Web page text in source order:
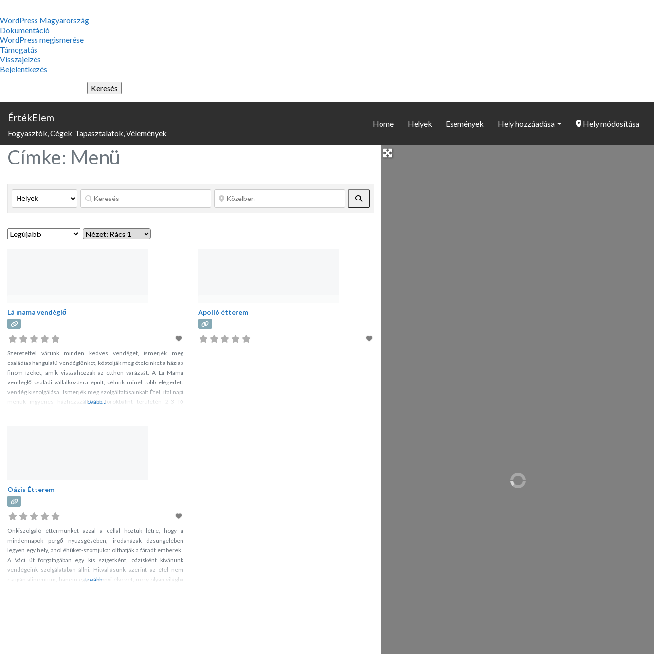
WordPress,
a
csodás
WordPress Magyarország
Dokumentáció
WordPress megismerése
Támogatás
Visszajelzés
Bejelentkezés
Keresés
ÉrtékElem
Fogyasztók, Cégek, Tapasztalatok, Vélemények
Home Helyek Események Hely hozzáadása Hely módosítása
Címke: Menü
Lá mama vendéglő
Szeretettel várunk minden kedves vendéget, ismerjék meg
családias hangulatú vendéglőnket, kóstolják meg ételeinket a házias
finom ízeket, amik visszahozzák az otthon varázsát. A Lá Mama
vendéglő családi vállalkozásra épült, célunk minél több elégedett
vendég kiszolgálása. Ismerjék meg szolgáltatásainkat: Étel, ital napi
menük ingyenes házhozszállítása Törökbálint területén 2-3 fő
Tovább...
Apolló étterem
Oázis Étterem
Önkiszolgáló éttermünket azzal a céllal hoztuk létre, hogy a
mindennapok pergő nyüzsgésében, irodaházak dzsungelében
legyen egy hely, ahol éhüket-szomjukat olthatják a fáradt emberek.
A Váci út forgatagában egy kis szigetként, oázisként kívánunk
vendégeink szolgálatában állni. Hitvallásunk szerint az étel nem
csupán alimentum, hanem egy csöppnyi élvezet, mely olyan világba
Tovább...